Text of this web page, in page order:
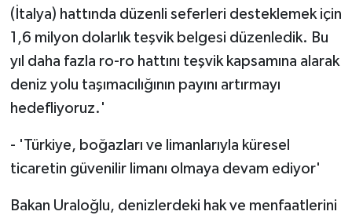
(İtalya) hattında düzenli seferleri desteklemek için
1,6 milyon dolarlık teşvik belgesi düzenledik. Bu
yıl daha fazla ro-ro hattını teşvik kapsamına alarak
deniz yolu taşımacılığının payını artırmayı
hedefliyoruz.'
- 'Türkiye, boğazları ve limanlarıyla küresel
ticaretin güvenilir limanı olmaya devam ediyor'
Bakan Uraloğlu, denizlerdeki hak ve menfaatlerini